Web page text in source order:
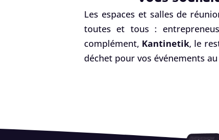
Les espaces et salles de
toutes et tous :
complément, Kantinetik, le
déchet pour vos événements